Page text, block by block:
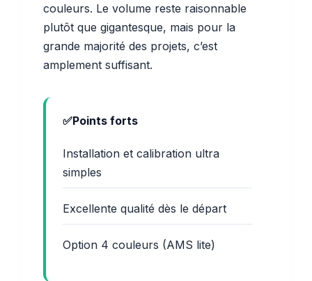
couleurs. Le volume reste raisonnable
plutôt que gigantesque, mais pour la
grande majorité des projets, c’est
amplement suffisant.
Points forts
Installation et calibration ultra
simples
Excellente qualité dès le départ
Option 4 couleurs (AMS lite)